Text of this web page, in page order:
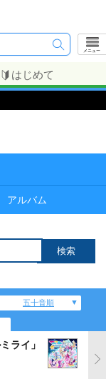
メニュー
はじめて
アルバム
五十音順
ライ」